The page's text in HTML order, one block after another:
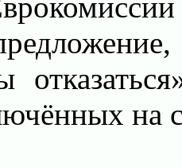
на